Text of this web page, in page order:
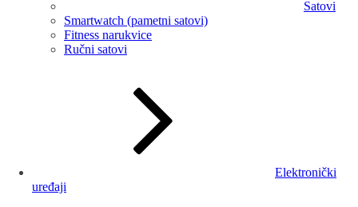
Satovi
Smartwatch (pametni satovi)
Fitness narukvice
Ručni satovi
Elektronički
uređaji